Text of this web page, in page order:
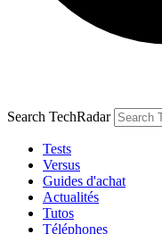
Search TechRadar
Tests
Versus
Guides d'achat
Actualités
Tutos
Téléphones